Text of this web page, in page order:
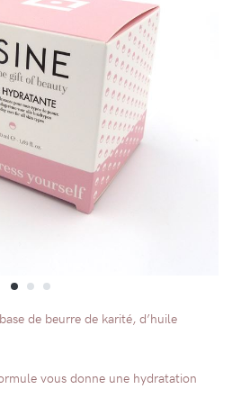
de beurre de karité, d’huile
vous donne une hydratation